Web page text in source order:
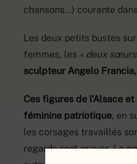
chansons…) courante
Les deux petits bustes
femmes, les « deux
sculpteur Angelo Francia,
Ces figures de l’Alsace
féminine patriotique, en
les corsages travaillés
regards sont graves. Le